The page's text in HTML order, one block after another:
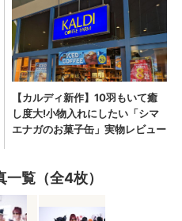
覧（全4枚）